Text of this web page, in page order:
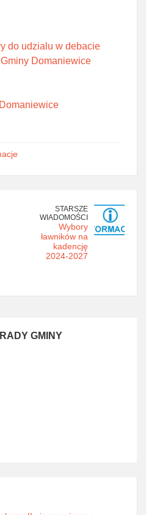
do udzialu w debacie
Domaniewice
STARSZE
WIADOMOŚCI
Wybory
ławników na
kadencję
2024-2027
GMINY